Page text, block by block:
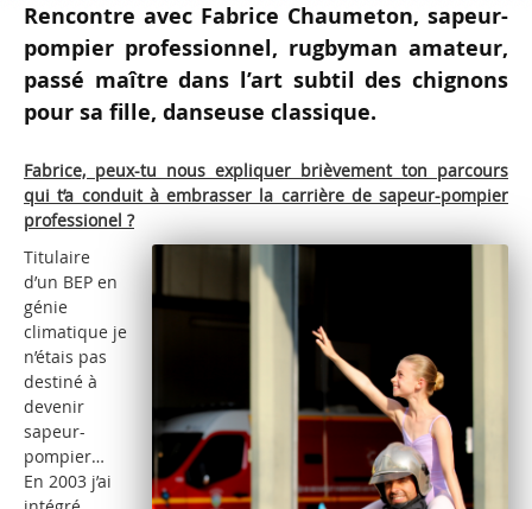
Rencontre avec Fabrice Chaumeton, sapeur-
pompier professionnel, rugbyman amateur,
passé maître dans l’art subtil des chignons
pour sa fille, danseuse classique.
Fabrice, peux-tu nous expliquer brièvement ton parcours
qui t’a conduit à embrasser la carrière de sapeur-pompier
professionel ?
Titulaire
d’un BEP en
génie
climatique je
n’étais pas
destiné à
devenir
sapeur-
pompier…
En 2003 j’ai